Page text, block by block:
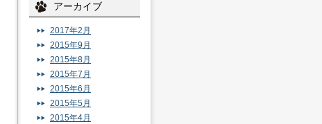
アーカイブ
2017年2月
2015年9月
2015年8月
2015年7月
2015年6月
2015年5月
2015年4月